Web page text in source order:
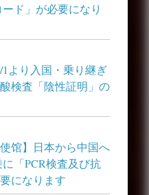
ド」が必要になり
1より入国・乗り継ぎ
検査「陰性証明」の
馆】日本から中国へ
「PCR検査及び抗
になります